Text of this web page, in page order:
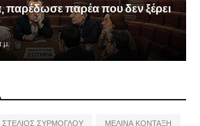
παρέδωσε παρέα που δεν ξέρει
ΣΤΕΛΙΟΣ ΣΥΡΜΟΓΛΟΥ
ΜΕΛΙΝΑ ΚΟΝΤΑΞΗ